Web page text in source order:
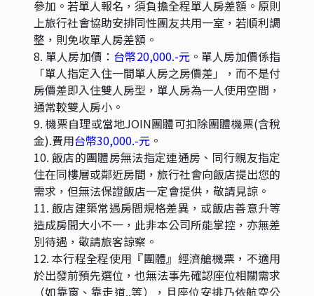
參加。若單人報名，須負擔全程單人房差額。原則
上旅行社會協助安排同性團友共用一室，若順利調
整，則免收單人房差額。
8. 單人房加價： 台幣20,000.-元。單人房加價係指
「單人指定入住一間單人房之房價差」，而不是付
房價差即入住雙人房型，單人房為一人使用空間，
通常較雙人房小。
9. 機票自理或當地JOIN團體可扣除團體機票(含稅
金).費用台幣30,000.-元。
10. 飯店的團體房無法指定連通房、同行親友指定
住在同樓層或鄰近房間，旅行社會向飯店提出您的
需求，但無法保證飯店一定會提供，敬請見諒。
11. 飯店建築常遇房間規格差異，或飯店善意升等
造成房間大小不一，此非本公司所能掌控，亦無差
別待遇，敬請旅客諒察。
12. 本行程全程使用『團體』經濟艙機票，不適用
於出發前預先選位，也無法事先確認座位相關需求
（如靠窗、靠走道..等），且座位安排乃依航空公